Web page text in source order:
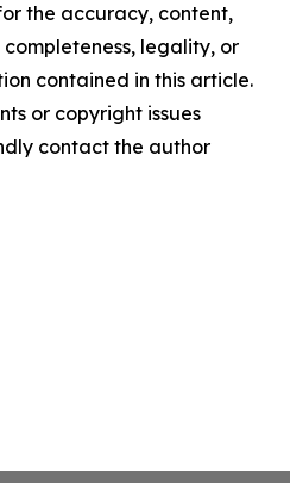
the accuracy, content,
completeness, legality, or
contained in this article.
or copyright issues
contact the author